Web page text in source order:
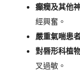
癲癇及其他
經興奮。
嚴重氣喘患
對唇形科植
叉過敏。